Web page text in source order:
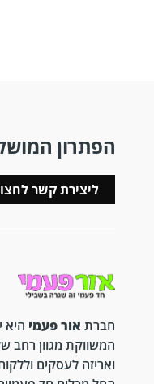
הפתרון
ליצירת קשר
חברת אור פעמי היא
המשווקת מגוון רחב
ואריזה לעסקים